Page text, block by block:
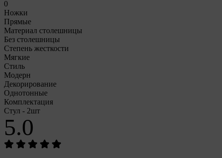
0
Ножки
Прямые
Материал столешницы
Без столешницы
Степень жесткости
Мягкие
Стиль
Модерн
Декорирование
Однотонные
Комплектация
Стул - 2шт
5.0